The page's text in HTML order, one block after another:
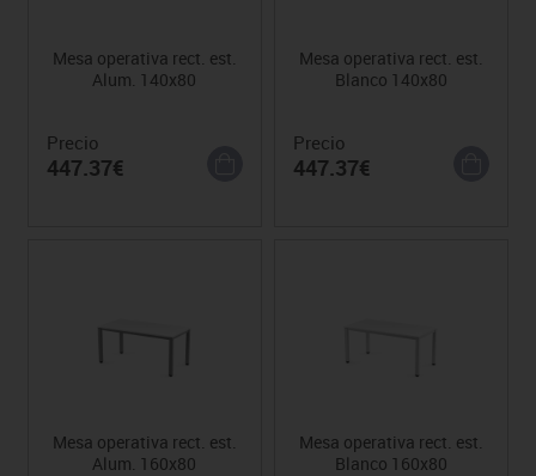
Mesa operativa rect. est.
Alum. 140x80
Precio
447.37€
Mesa operativa rect. est.
Blanco 140x80
Precio
447.37€
Mesa operativa rect. est.
Alum. 160x80
Mesa operativa rect. est.
Blanco 160x80